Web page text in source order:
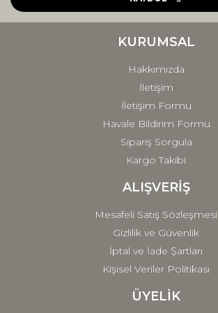
Ürün fiyatı diğer sitelerden daha pahalı.
Gönder
KURUMSAL
Hakkımızda
İletişim
İletişim Formu
Havale Bildirim Formu
Sipariş Sorgula
Kargo Takibi
ALIŞVERİŞ
Mesafeli Satış Sözleşmesi
Gizlilik ve Güvenlik
İptal ve İade Şartları
Kişisel Veriler Politikası
ÜYELİK